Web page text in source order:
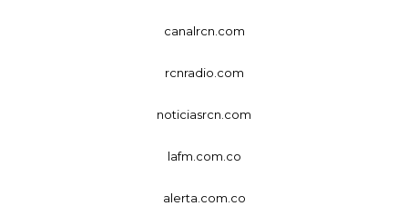
canalrcn.com
rcnradio.com
noticiasrcn.com
lafm.com.co
alerta.com.co